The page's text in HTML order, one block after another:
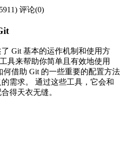
评论(0)
Git 基本的运作机制和使用方
具来帮助你简单且有效地使用
借助 Git 的一些重要的配置方法
需求。 通过这些工具，它会和
得天衣无缝。